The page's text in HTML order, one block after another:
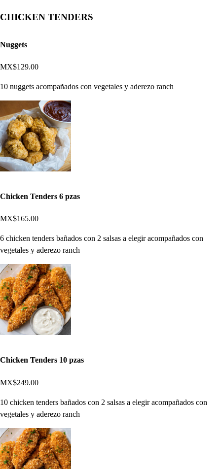
CHICKEN TENDERS
Nuggets
MX$129.00
10 nuggets acompañados con vegetales y aderezo ranch
Chicken Tenders 6 pzas
MX$165.00
6 chicken tenders bañados con 2 salsas a elegir acompañados con
vegetales y aderezo ranch
Chicken Tenders 10 pzas
MX$249.00
10 chicken tenders bañados con 2 salsas a elegir acompañados con
vegetales y aderezo ranch